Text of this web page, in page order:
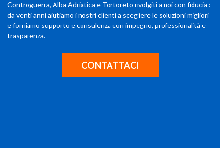
Controguerra, Alba Adriatica e Tortoreto rivolgiti a noi con fiducia :
da venti anni aiutiamo i nostri clienti a scegliere le soluzioni migliori
e forniamo supporto e consulenza con impegno, professionalità e
trasparenza.
CONTATTACI